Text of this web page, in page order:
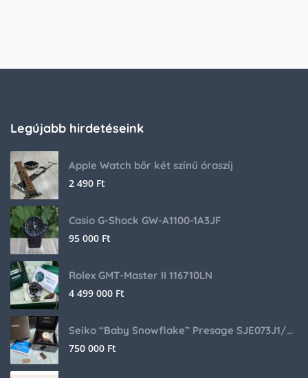
Legújabb hirdetéseink
Apple Watch bőr két színű óraszíj
2 490 Ft
Casio G-Shock GW-A1100-1A3JF
95 000 Ft
Rolex GMT-Master II 116710LN
4 499 000 Ft
Seiko “Baby Snowflake” Presage SJE073J1/SARA015 Limited Edition
750 000 Ft